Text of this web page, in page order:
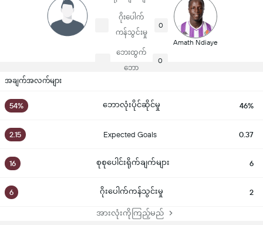
ဂိုးပေါက်
ကန်သွင်းမှု
0
ဘေးထွက်
ဘော
0
Amath Ndiaye
အချက်အလက်များ
54% ဘောလုံးပိုင်ဆိုင်မှု 46%
2.15 Expected Goals 0.37
16 စုစုပေါင်းရိုက်ချက်များ 6
6 ဂိုးပေါက်ကန်သွင်းမှု 2
အားလုံးကိုကြည့်မည်